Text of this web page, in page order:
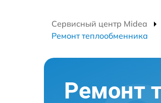
Сервисный центр Midea
Ремонт теплообменника
Ремонт